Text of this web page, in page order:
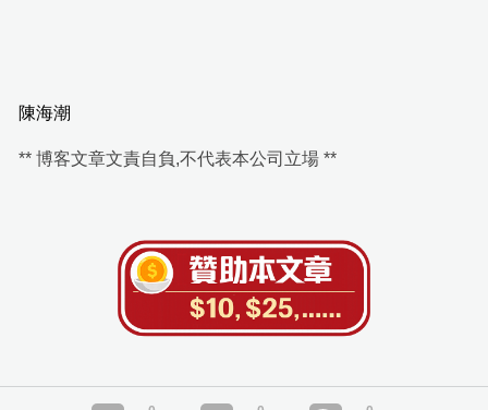
陳海潮
** 博客文章文責自負,不代表本公司立場 **